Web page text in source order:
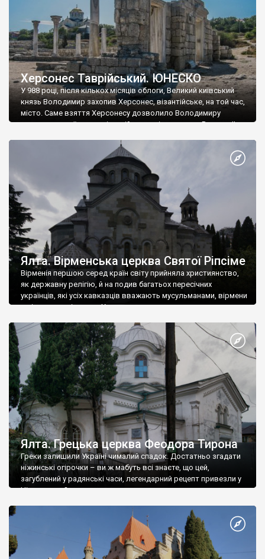
Херсонес Таврійський. ЮНЕСКО
У 988 році, після кількох місяців облоги, Великий київський
князь Володимир захопив Херсонес, візантійське, на той час,
місто. Саме взяття Херсонесу дозволило Володимиру
диктувати свої умови візантійському імператору Василю ІІ, та
Херсонесі Володимир-язичник, став Василем-християнином.
А потім було Хрещення Русі. На честь Херсонесу Таврійського
Ялта. Вірменська церква Святої Ріпсіме
Вірменія першою серед країн світу прийняла християнство,
як державну релігію, й на подив багатьох пересічних
українців, які усіх кавказців вважають мусульманами, вірмени
є відданими вірянами Христа
Ялта. Грецька церква Феодора Тирона
Греки залишили Україні чималий спадок. Достатньо згадати
ніжинські огірочки – ви ж мабуть всі знаєте, що цей,
загублений у радянські часи, легендарний рецепт привезли у
Ніжин греки?